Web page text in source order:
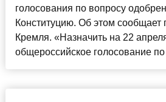
голосования по вопросу
Конституцию. Об этом сообщает
Кремля. «Назначить на 22
общероссийское голосование по